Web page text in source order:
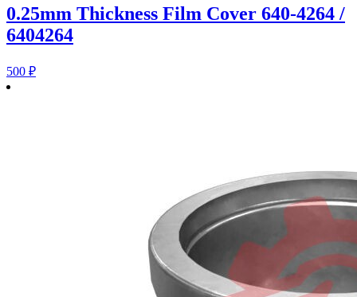
0.25mm Thickness Film Cover 640-4264 /
6404264
500 ₽